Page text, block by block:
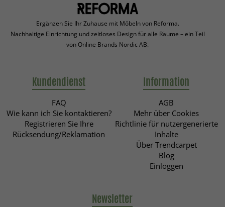
Ergänzen Sie Ihr Zuhause mit Möbeln von Reforma.
Nachhaltige Einrichtung und zeitloses Design für alle Räume – ein Teil
von Online Brands Nordic AB.
Kundendienst
FAQ
Wie kann ich Sie kontaktieren?
Registrieren Sie Ihre
Rücksendung/Reklamation
Information
AGB
Mehr über Cookies
Richtlinie für nutzergenerierte
Inhalte
Über Trendcarpet
Blog
Einloggen
Newsletter